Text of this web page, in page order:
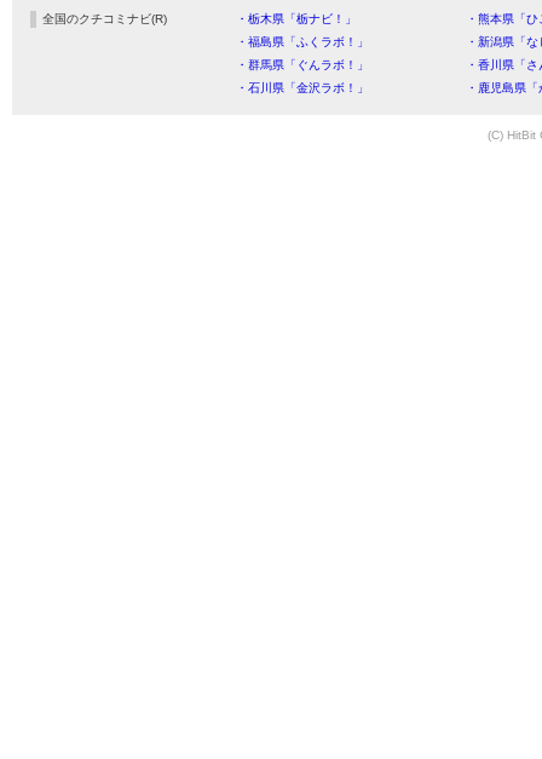
全国のクチコミナビ(R) ・栃木県「栃ナビ！」
・熊本県「
・福島県「ふくラボ！」
・新潟県「
・群馬県「ぐんラボ！」
・香川県「
・石川県「金沢ラボ！」
・鹿児島県
(C) HitBit